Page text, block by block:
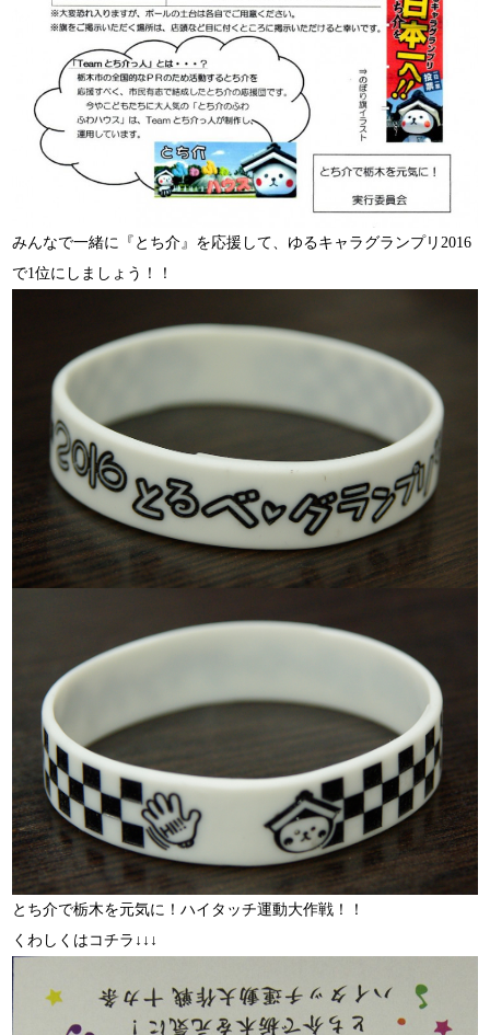
みんなで一緒に『とち介』を応援して、ゆるキャラグランプリ2016
で1位にしましょう！！
とち介で栃木を元気に！ハイタッチ運動大作戦！！
くわしくはコチラ↓↓↓